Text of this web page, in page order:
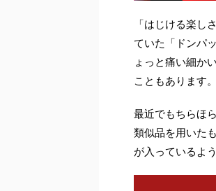
「はじける楽し
ていた「ドンパ
ょっと痛い細か
こともあります。
最近でもちらほ
類似品を用いた
が入っているよ